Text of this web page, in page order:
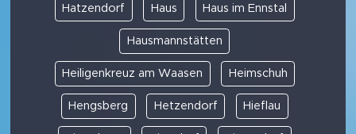
Hatzendorf Haus Haus im Ennstal
Hausmannstätten
Heiligenkreuz am Waasen Heimschuh
Hengsberg Hetzendorf Hieflau